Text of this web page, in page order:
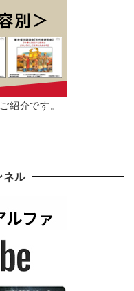
紹介です。
ネル